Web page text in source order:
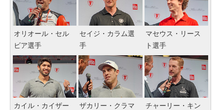
オリオール・セル
ビア選手
セイジ・カラム選
手
マセウス・リース
ト選手
カイル・カイザー
ザカリー・クラマ
チャーリー・キン